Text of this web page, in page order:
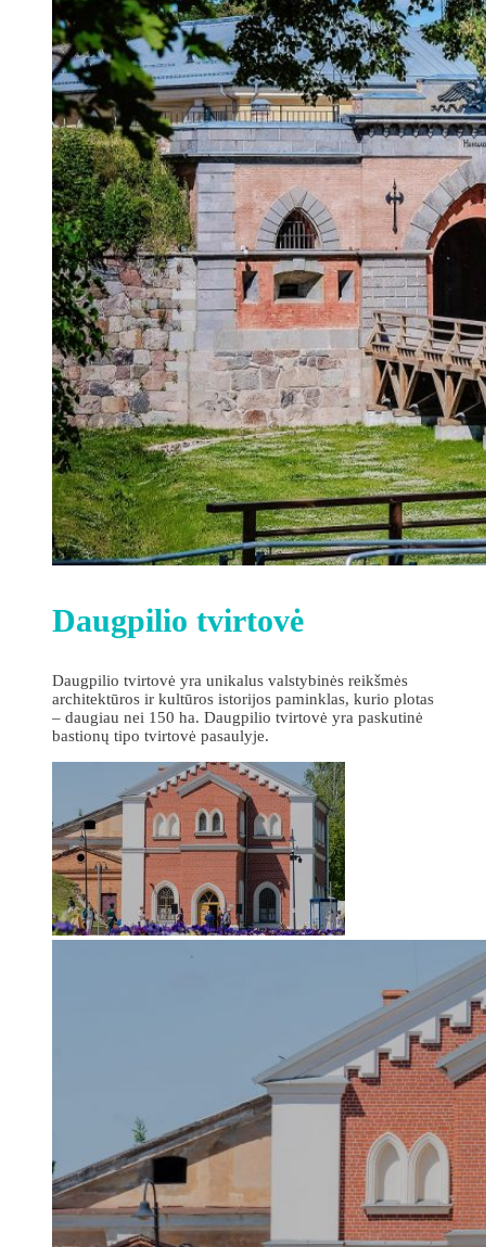
Daugpilio tvirtovė
Daugpilio tvirtovė yra unikalus valstybinės reikšmės
architektūros ir kultūros istorijos paminklas, kurio plotas
– daugiau nei 150 ha. Daugpilio tvirtovė yra paskutinė
bastionų tipo tvirtovė pasaulyje.